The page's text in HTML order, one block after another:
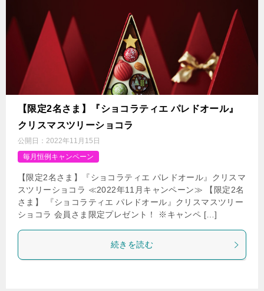
【限定2名さま】『ショコラティエ パレドオール』
クリスマスツリーショコラ
公開日： 2022年11月15日
毎月恒例キャンペーン
【限定2名さま】『ショコラティエ パレドオール』クリスマ
スツリーショコラ ≪2022年11月キャンペーン≫ 【限定2名
さま】 『ショコラティエ パレドオール』クリスマスツリー
ショコラ 会員さま限定プレゼント！ ※キャンペ […]
続きを読む